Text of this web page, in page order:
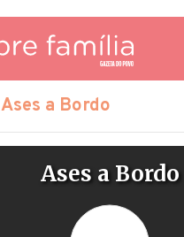
Ases a Bordo
Ases a Bordo